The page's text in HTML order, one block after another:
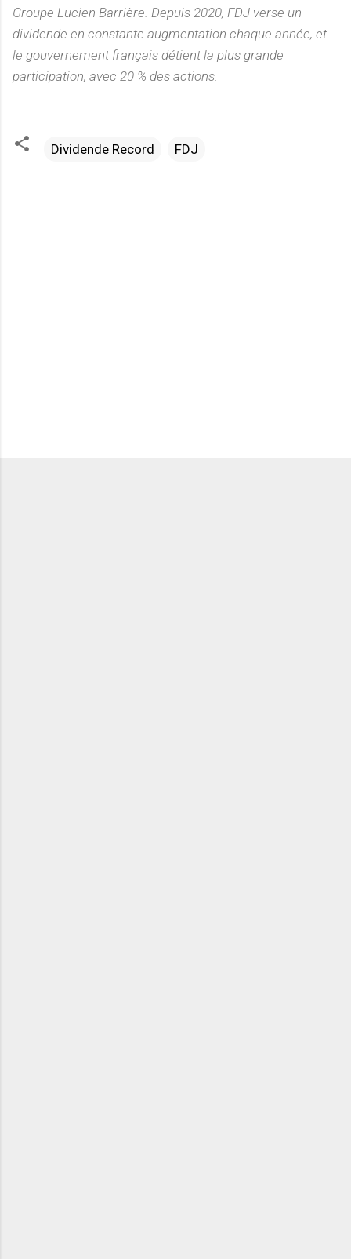
Groupe Lucien Barrière. Depuis 2020, FDJ verse un
dividende en constante augmentation chaque année, et
le gouvernement français détient la plus grande
participation, avec 20 % des actions.
Dividende Record FDJ